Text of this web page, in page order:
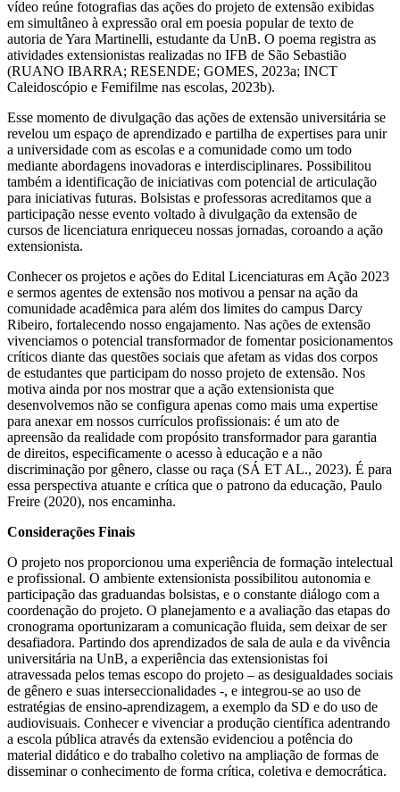
vídeo reúne fotografias das ações do projeto de extensão exibidas
em simultâneo à expressão oral em poesia popular de texto de
autoria de Yara Martinelli, estudante da UnB. O poema registra as
atividades extensionistas realizadas no IFB de São Sebastião
(RUANO IBARRA; RESENDE; GOMES, 2023a; INCT
Caleidoscópio e Femifilme nas escolas, 2023b).
Esse momento de divulgação das ações de extensão universitária se
revelou um espaço de aprendizado e partilha de expertises para unir
a universidade com as escolas e a comunidade como um todo
mediante abordagens inovadoras e interdisciplinares. Possibilitou
também a identificação de iniciativas com potencial de articulação
para iniciativas futuras. Bolsistas e professoras acreditamos que a
participação nesse evento voltado à divulgação da extensão de
cursos de licenciatura enriqueceu nossas jornadas, coroando a ação
extensionista.
Conhecer os projetos e ações do Edital Licenciaturas em Ação 2023
e sermos agentes de extensão nos motivou a pensar na ação da
comunidade acadêmica para além dos limites do campus Darcy
Ribeiro, fortalecendo nosso engajamento. Nas ações de extensão
vivenciamos o potencial transformador de fomentar posicionamentos
críticos diante das questões sociais que afetam as vidas dos corpos
de estudantes que participam do nosso projeto de extensão. Nos
motiva ainda por nos mostrar que a ação extensionista que
desenvolvemos não se configura apenas como mais uma expertise
para anexar em nossos currículos profissionais: é um ato de
apreensão da realidade com propósito transformador para garantia
de direitos, especificamente o acesso à educação e a não
discriminação por gênero, classe ou raça (SÁ ET AL., 2023). É para
essa perspectiva atuante e crítica que o patrono da educação, Paulo
Freire (2020), nos encaminha.
Considerações Finais
O projeto nos proporcionou uma experiência de formação intelectual
e profissional. O ambiente extensionista possibilitou autonomia e
participação das graduandas bolsistas, e o constante diálogo com a
coordenação do projeto. O planejamento e a avaliação das etapas do
cronograma oportunizaram a comunicação fluida, sem deixar de ser
desafiadora. Partindo dos aprendizados de sala de aula e da vivência
universitária na UnB, a experiência das extensionistas foi
atravessada pelos temas escopo do projeto – as desigualdades sociais
de gênero e suas interseccionalidades -, e integrou-se ao uso de
estratégias de ensino-aprendizagem, a exemplo da SD e do uso de
audiovisuais. Conhecer e vivenciar a produção científica adentrando
a escola pública através da extensão evidenciou a potência do
material didático e do trabalho coletivo na ampliação de formas de
disseminar o conhecimento de forma crítica, coletiva e democrática.